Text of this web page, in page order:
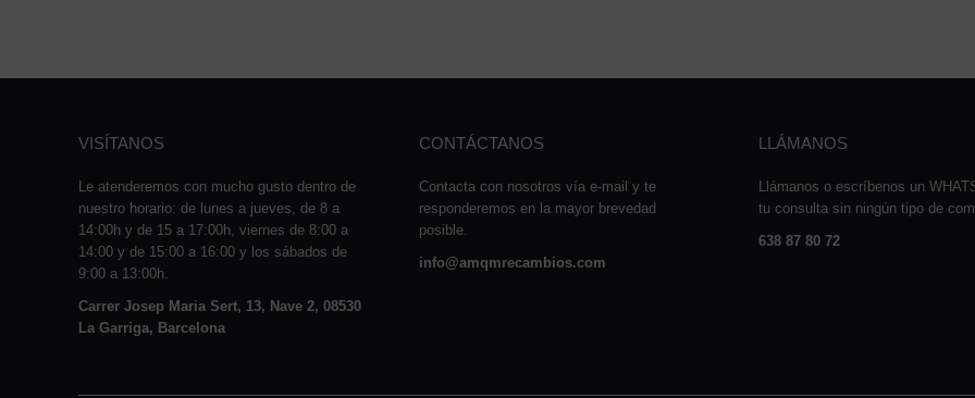
VISÍTANOS
Le atenderemos con mucho gusto dentro de
nuestro horario: de lunes a jueves, de 8 a
14:00h y de 15 a 17:00h, viernes de 8:00 a
14:00 y de 15:00 a 16:00 y los sábados de
9:00 a 13:00h.
Carrer Josep Maria Sert, 13, Nave 2, 08530
La Garriga, Barcelona
CONTÁCTANOS
Contacta con nosotros vía e-mail y te
responderemos en la mayor brevedad
posible.
info@amqmrecambios.com
LLÁMANOS
Llámanos o escríbenos un
tu consulta sin ningún tipo de
638 87 80 72